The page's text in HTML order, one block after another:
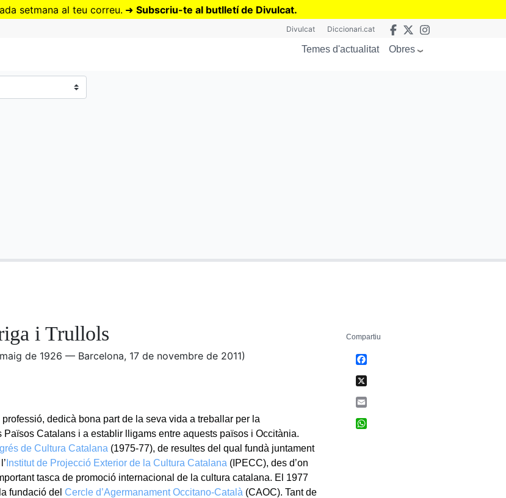
Vés
setmana al teu correu. ➜ Subscriu-te al butlletí de Divulcat.
Divulcat Diccionari.cat
Temes d'actualitat Obres
i Trullols
de 1926 — Barcelona, 17 de novembre de 2011)
dedicà bona part de la seva vida a treballar per la
Països Catalans i a establir lligams entre aquests països i Occitània.
de Cultura Catalana (1975-77), de resultes del qual fundà juntament
Institut de Projecció Exterior de la Cultura Catalana (IPECC), des d’on
tasca de promoció internacional de la cultura catalana. El 1977
fundació delCercle d’Agermanament Occitano-Català (CAOC). Tant de
Compartiu